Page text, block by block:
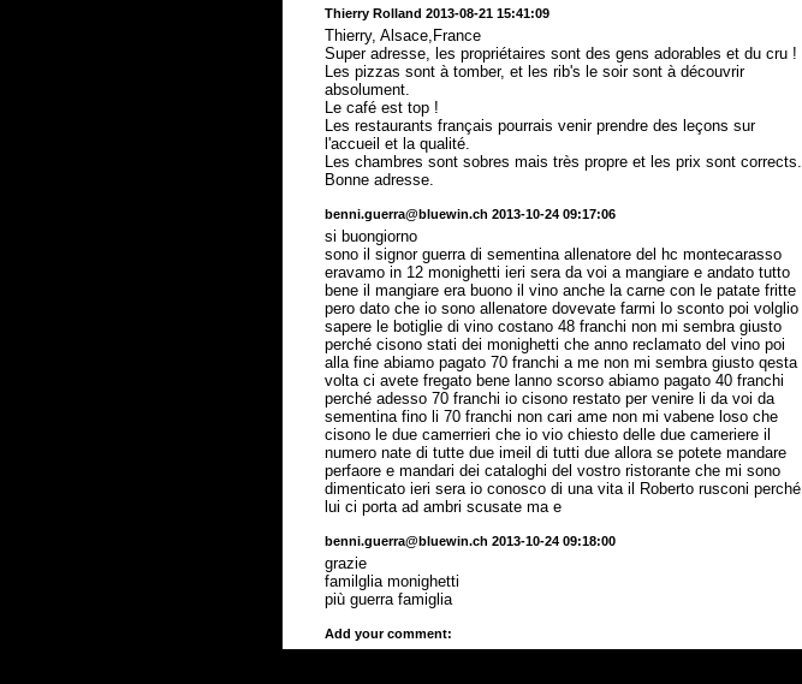
Thierry Rolland 2013-08-21 15:41:09
Thierry, Alsace,France
Super adresse, les propriétaires sont des gens adorables et du cru !
Les pizzas sont à tomber, et les rib's le soir sont à découvrir
absolument.
Le café est top !
Les restaurants français pourrais venir prendre des leçons sur
l'accueil et la qualité.
Les chambres sont sobres mais très propre et les prix sont corrects.
Bonne adresse.
benni.guerra@bluewin.ch 2013-10-24 09:17:06
si buongiorno
sono il signor guerra di sementina allenatore del hc montecarasso
eravamo in 12 monighetti ieri sera da voi a mangiare e andato tutto
bene il mangiare era buono il vino anche la carne con le patate fritte
pero dato che io sono allenatore dovevate farmi lo sconto poi volglio
sapere le botiglie di vino costano 48 franchi non mi sembra giusto
perché cisono stati dei monighetti che anno reclamato del vino poi
alla fine abiamo pagato 70 franchi a me non mi sembra giusto qesta
volta ci avete fregato bene lanno scorso abiamo pagato 40 franchi
perché adesso 70 franchi io cisono restato per venire li da voi da
sementina fino li 70 franchi non cari ame non mi vabene loso che
cisono le due camerrieri che io vio chiesto delle due cameriere il
numero nate di tutte due imeil di tutti due allora se potete mandare
perfaore e mandari dei cataloghi del vostro ristorante che mi sono
dimenticato ieri sera io conosco di una vita il Roberto rusconi perché
lui ci porta ad ambri scusate ma e
benni.guerra@bluewin.ch 2013-10-24 09:18:00
grazie
familglia monighetti
più guerra famiglia
Add your comment: